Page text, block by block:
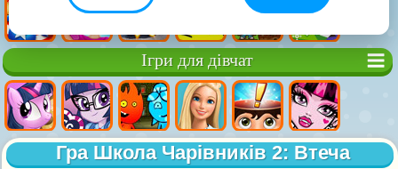
Ігри для дівчат
Гра Школа Чарівників 2: Втеча